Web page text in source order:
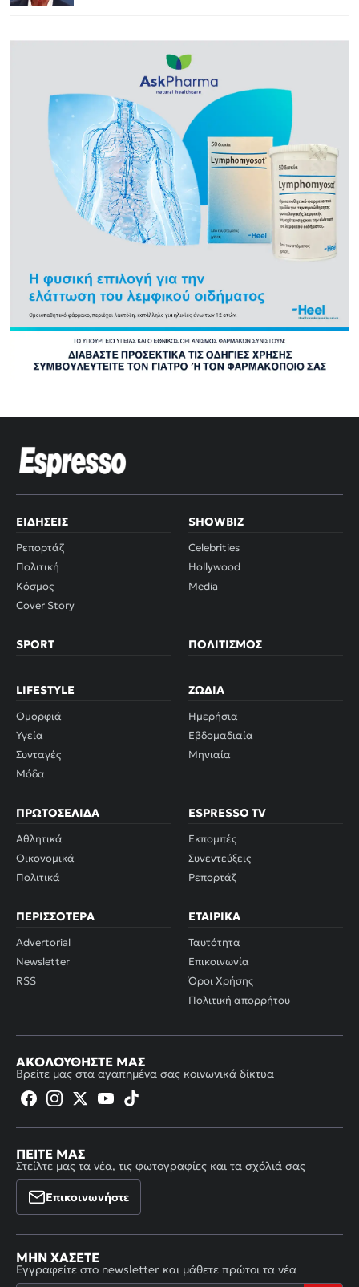
ΕΙΔΉΣΕΙΣ
Ρεπορτάζ
Πολιτική
Κόσμος
Cover Story
SHOWBIZ
Celebrities
Hollywood
Media
SPORT ΠΟΛΙΤΙΣΜΌΣ
LIFESTYLE
Ομορφιά
Υγεία
Συνταγές
Μόδα
ΖΏΔΙΑ
Ημερήσια
Εβδομαδιαία
Μηνιαία
ΠΡΩΤΟΣΈΛΙΔΑ
Αθλητικά
Οικονομικά
Πολιτικά
ESPRESSO TV
Εκπομπές
Συνεντεύξεις
Ρεπορτάζ
ΠΕΡΙΣΣΌΤΕΡΑ
Advertorial
Newsletter
RSS
ΕΤΑΙΡΙΚΆ
Ταυτότητα
Επικοινωνία
Όροι Χρήσης
Πολιτική απορρήτου
ΑΚΟΛΟΥΘΉΣΤΕ ΜΑΣ
Βρείτε μας στα αγαπημένα σας κοινωνικά δίκτυα
ΠΕΊΤΕ ΜΑΣ
Στείλτε μας τα νέα, τις φωτογραφίες και τα σχόλιά σας
Επικοινωνήστε
ΜΗΝ ΧΆΣΕΤΕ
Εγγραφείτε στο newsletter και μάθετε πρώτοι τα νέα